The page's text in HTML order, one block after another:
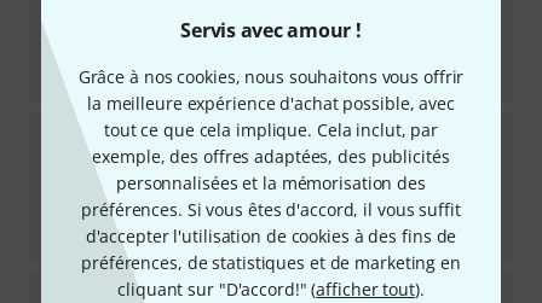
Servis avec amour !
Grâce à nos cookies, nous souhaitons vous offrir
la meilleure expérience d'achat possible, avec
tout ce que cela implique. Cela inclut, par
exemple, des offres adaptées, des publicités
personnalisées et la mémorisation des
préférences. Si vous êtes d'accord, il vous suffit
d'accepter l'utilisation de cookies à des fins de
préférences, de statistiques et de marketing en
cliquant sur "D'accord!" (afficher tout).
6
2.179€
Universal Audio Apollo x6 Gen2 AC
5
Disponible immédiatement
2.249 €
Meilleur prix sur 30 jours: 2.375 €
-5%
Universal AudioVolt 476P USB Recording Studio